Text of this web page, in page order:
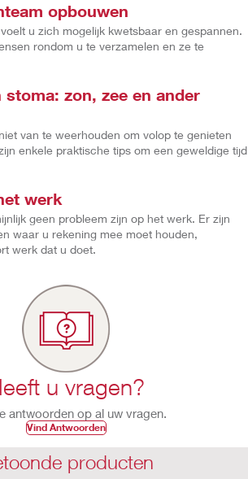
opbouwen
u zich mogelijk kwetsbaar en gespannen.
rondom u te verzamelen en ze te
stoma: zon, zee en ander
van te weerhouden om volop te genieten
enkele praktische tips om een geweldige tijd
werk
geen probleem zijn op het werk. Er zijn
waar u rekening mee moet houden,
werk dat u doet.
u vragen?
antwoorden op al uw vragen.
Vind Antwoorden
producten